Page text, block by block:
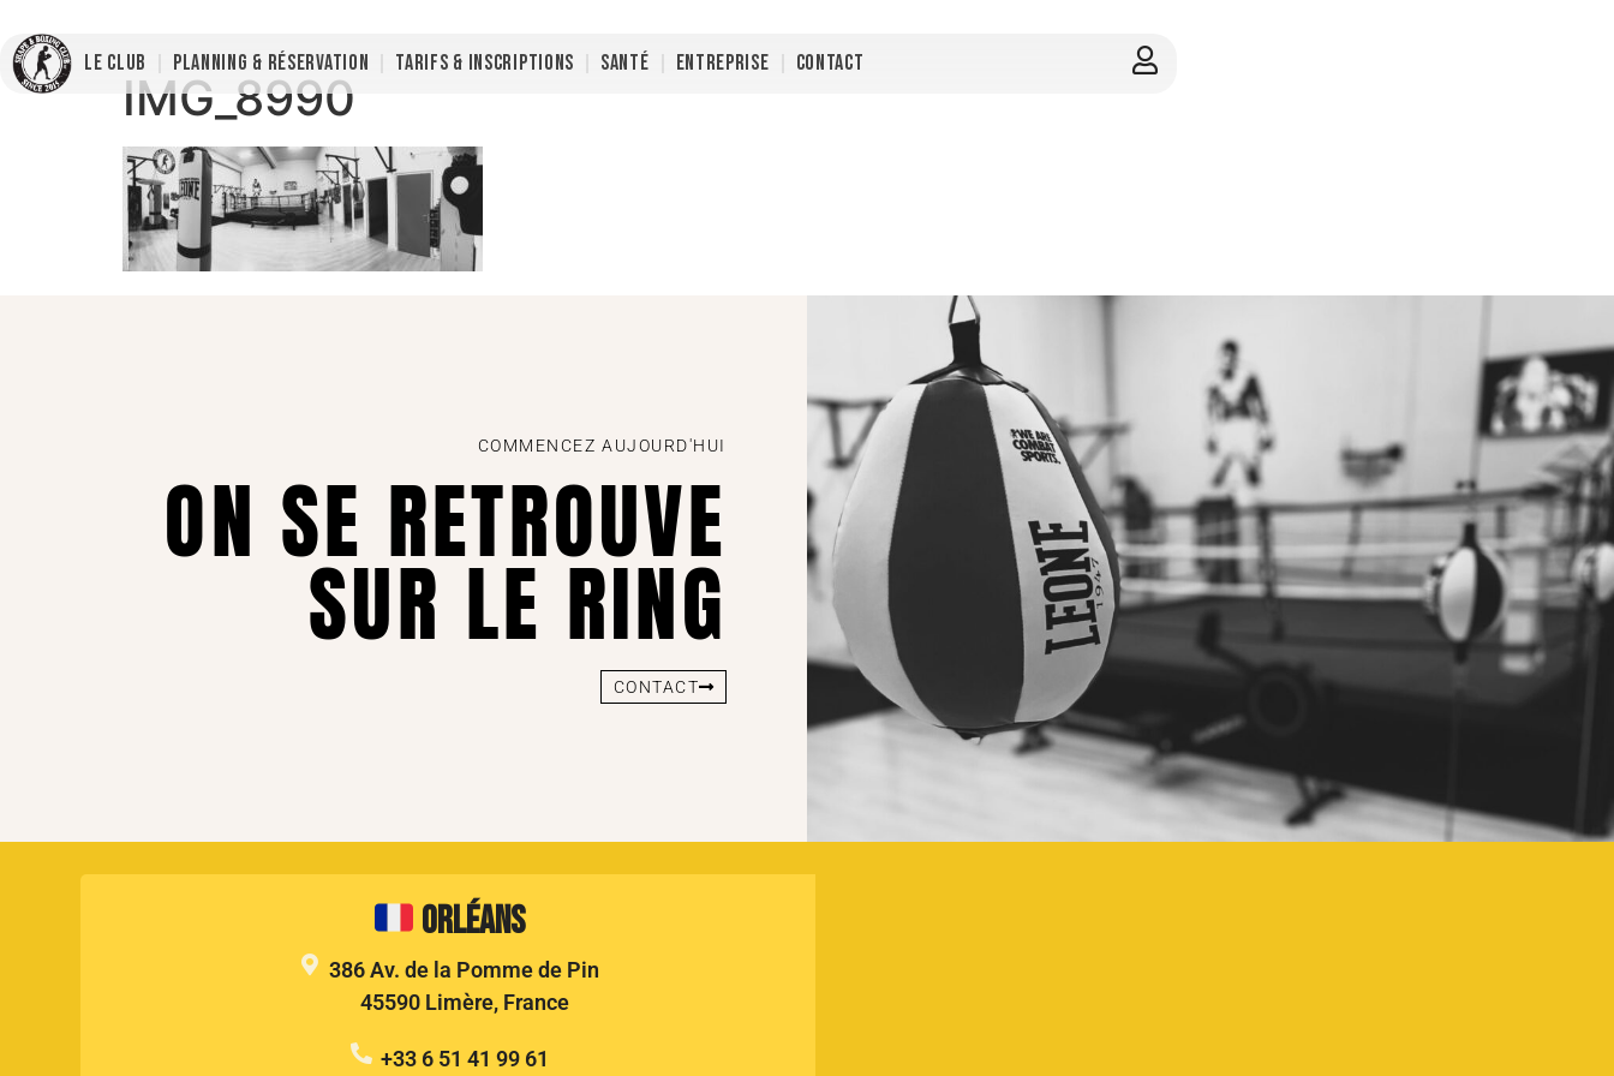
LE CLUB PLANNING & RÉSERVATION TARIFS & INSCRIPTIONS SANTÉ ENTREPRISE CONTACT
IMG_8990
COMMENCEZ AUJOURD'HUI
ON SE RETROUVE
SUR LE RING
CONTACT
Orléans
386 Av. de la Pomme de Pin
45590 Limère, France
+33 6 51 41 99 61